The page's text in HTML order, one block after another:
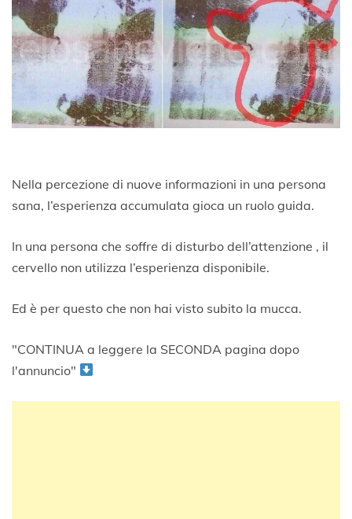
Nella percezione di nuove informazioni in una persona
sana, l’esperienza accumulata gioca un ruolo guida.
In una persona che soffre di disturbo dell’attenzione , il
cervello non utilizza l’esperienza disponibile.
Ed è per questo che non hai visto subito la mucca.
"CONTINUA a leggere la SECONDA pagina dopo
l'annuncio"